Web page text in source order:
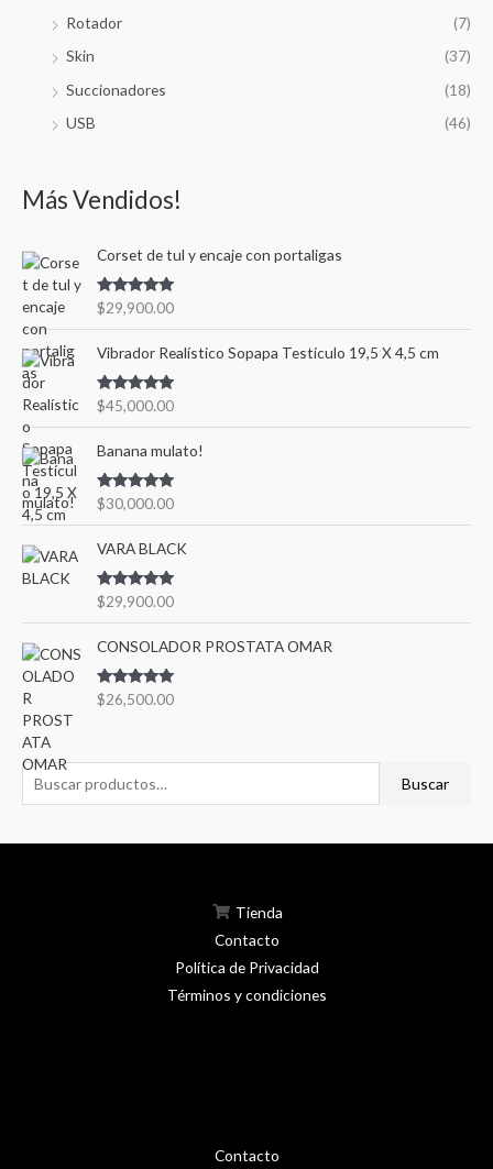
Rotador
(7)
Skin
(37)
Succionadores
(18)
USB
(46)
Más Vendidos!
Corset de tul y encaje con portaligas
Valorado en
5.00
$29,900.00
Vibrador Realístico Sopapa Testículo 19,5 X 4,5 cm
Valorado en
5.00
$45,000.00
Banana mulato!
Valorado en
5.00
$30,000.00
VARA BLACK
Valorado en
5.00
$29,900.00
CONSOLADOR PROSTATA OMAR
Valorado en
5.00
$26,500.00
Buscar
Contacto
Tienda
Contacto
Política de Privacidad
Términos y condiciones